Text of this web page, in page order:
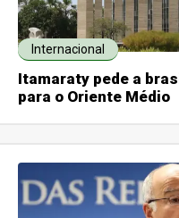
Internacional
Itamaraty pede a
para o Oriente Médio